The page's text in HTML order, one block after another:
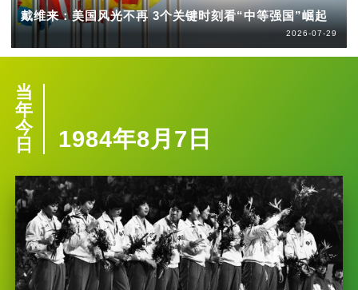
戴维来：美国风光不再 3个关键时刻看“中等强国”崛起
2026-07-29
当
年
今
日
1984年8月7日